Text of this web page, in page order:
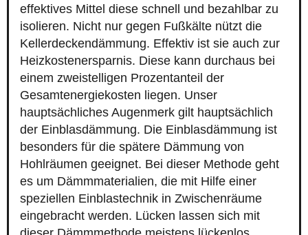
effektives Mittel diese schnell und bezahlbar zu
isolieren. Nicht nur gegen Fußkälte nützt die
Kellerdeckendämmung. Effektiv ist sie auch zur
Heizkostenersparnis. Diese kann durchaus bei
einem zweistelligen Prozentanteil der
Gesamtenergiekosten liegen. Unser
hauptsächliches Augenmerk gilt hauptsächlich
der Einblasdämmung. Die Einblasdämmung ist
besonders für die spätere Dämmung von
Hohlräumen geeignet. Bei dieser Methode geht
es um Dämmmaterialien, die mit Hilfe einer
speziellen Einblastechnik in Zwischenräume
eingebracht werden. Lücken lassen sich mit